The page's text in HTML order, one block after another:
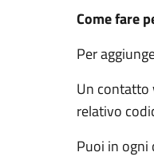
Come fare
Per
Un contatto
relativo
Puoi in